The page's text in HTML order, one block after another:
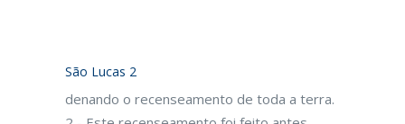
São Lucas 2
denando o recenseamento de toda a terra.